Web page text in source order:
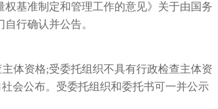
基准制定和管理工作的意见》关于由国务
行确认并公告。
体资格;受委托组织不具有行政检查主体资
会公布。受委托组织和委托书可一并公示